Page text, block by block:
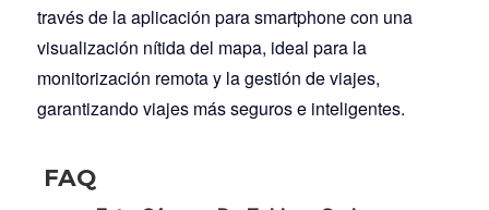
través de la aplicación para smartphone con una
visualización nítida del mapa, ideal para la
monitorización remota y la gestión de viajes,
garantizando viajes más seguros e inteligentes.
FAQ